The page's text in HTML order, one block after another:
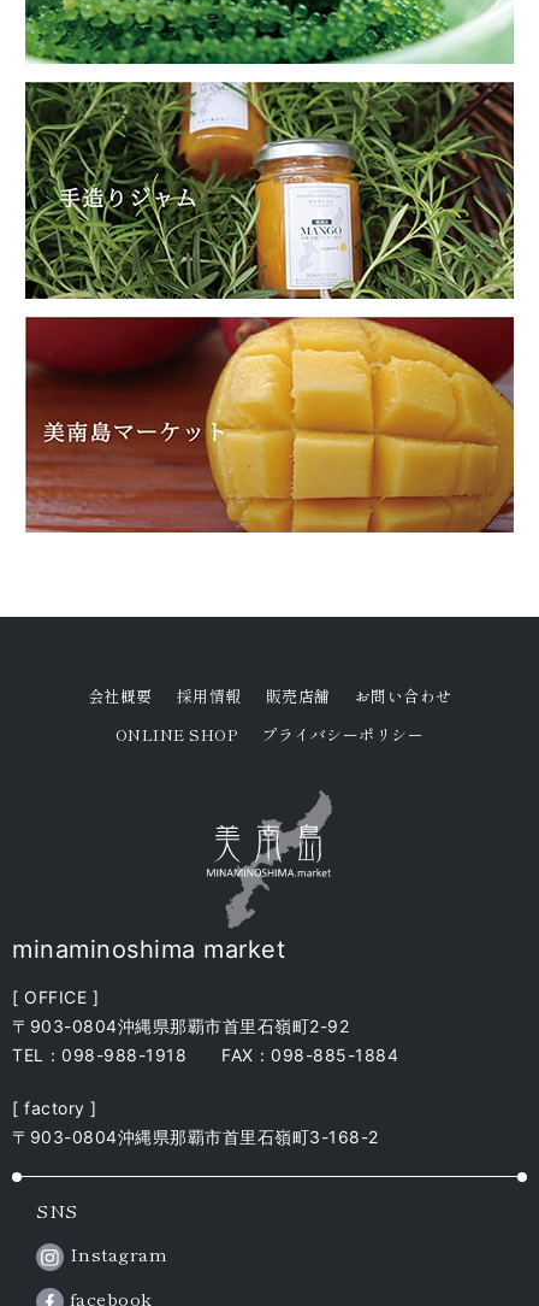
会社概要 採用情報 販売店舗
お問い合わせ
ONLINE SHOP
プライバシーポリシー
minaminoshima market
[ OFFICE ]
〒903-0804沖縄県那覇市首里石嶺町2-92
TEL：098-988-1918 FAX：098-885-1884
[ factory ]
〒903-0804沖縄県那覇市首里石嶺町3-168-2
SNS
Instagram
facebook